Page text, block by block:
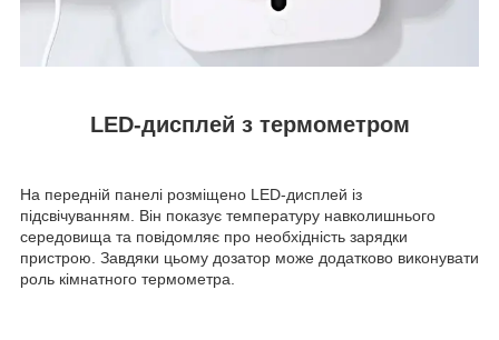
LED-дисплей з термометром
На передній панелі розміщено LED-дисплей із
підсвічуванням. Він показує температуру навколишнього
середовища та повідомляє про необхідність зарядки
пристрою. Завдяки цьому дозатор може додатково виконувати
роль кімнатного термометра.